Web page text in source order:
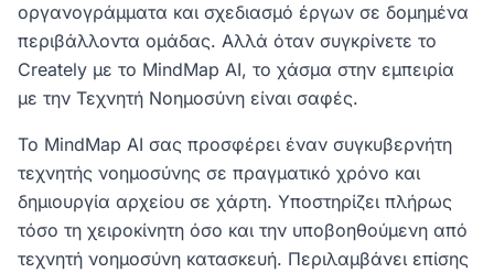
οργανογράμματα και σχεδιασμό έργων σε δομημένα
περιβάλλοντα ομάδας. Αλλά όταν συγκρίνετε το
Creately με το MindMap AI, το χάσμα στην εμπειρία
με την Τεχνητή Νοημοσύνη είναι σαφές.
Το MindMap AI σας προσφέρει έναν συγκυβερνήτη
τεχνητής νοημοσύνης σε πραγματικό χρόνο και
δημιουργία αρχείου σε χάρτη. Υποστηρίζει πλήρως
τόσο τη χειροκίνητη όσο και την υποβοηθούμενη από
τεχνητή νοημοσύνη κατασκευή. Περιλαμβάνει επίσης